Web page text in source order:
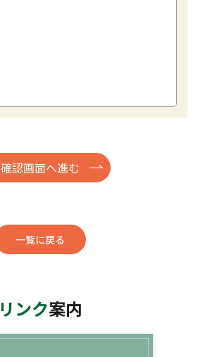
一覧に戻る
リンク案内